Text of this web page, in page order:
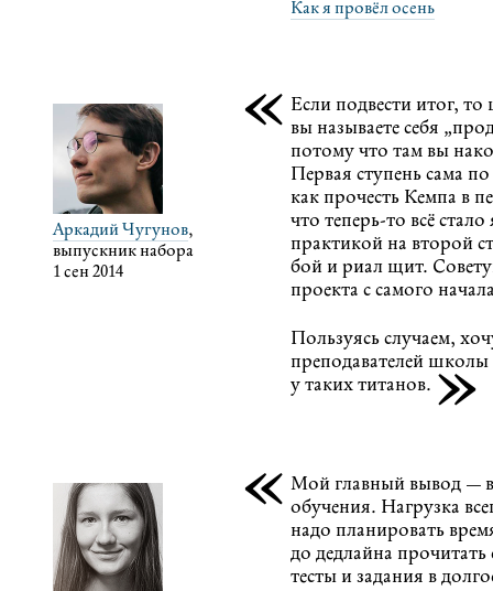
Как я провёл осень
Аркадий Чугунов,
выпускник набора
1 сен 2014
« Если подвести итог, то
вы называете себя
потому что там вы
Первая ступень сама
как прочесть Кемпа в
что теперь-то всё
практикой на второй
бой и риал щит.
проекта с самого
Пользуясь случаем,
преподавателей школы
у таких титанов. »
« Мой главный вывод —
обучения. Нагрузка
надо планировать
до дедлайна
тесты и задания в